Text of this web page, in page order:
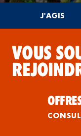
J'AGIS
VOUS